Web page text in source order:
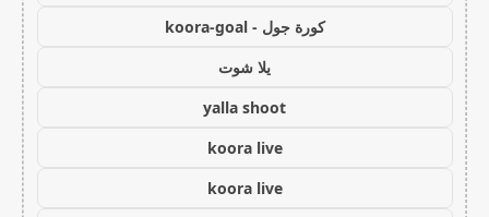
كورة جول - koora-goal
يلا شوت
yalla shoot
koora live
koora live